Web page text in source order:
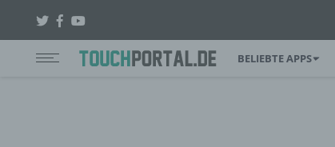
BELIEBTE APPS